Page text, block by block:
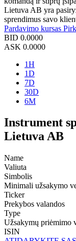
Lietuva AB yra
sprendimus savo
Pardavimo kursas
BID 0.0000
ASK 0.0000
1H
1D
7D
30D
6M
Instrument
Lietuva AB
Name
Valiuta
Simbolis
Minimali užsakymo
Ticker
Prekybos valandos
Type
Užsakymų priėmimo
ISIN